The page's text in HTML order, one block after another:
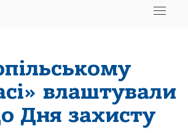
влаштували
Дня захисту